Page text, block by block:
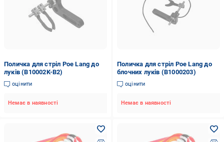
Поличка для стріл Poe Lang до
луків (B10002K-B2)
оцінити
Немає в наявності
Поличка для стріл Poe Lang до
блочних луків (B1000203)
оцінити
Немає в наявності